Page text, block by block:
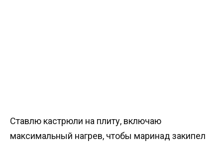
Ставлю кастрюли на плиту, включаю
максимальный нагрев, чтобы маринад закипел